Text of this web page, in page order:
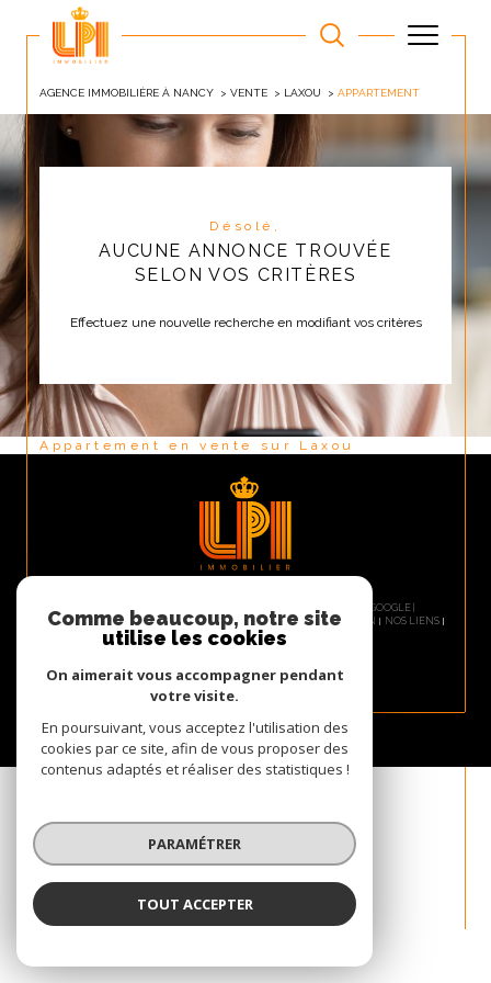
AGENCE IMMOBILIÈRE À NANCY VENTE LAXOU APPARTEMENT
Désolé,
AUCUNE ANNONCE TROUVÉE
SELON VOS CRITÈRES
Effectuez une nouvelle recherche en modifiant vos critères
Appartement en vente sur Laxou
© 2026 | TOUS DROITS RÉSERVÉS | TRADUCTION POWERED BY GOOGLE |
PLAN DU SITE
NOS HONORAIRES MENTIONS LÉGALES ADMIN
NOS LIENS
POLITIQUE RGPD
COOKIES
Comme beaucoup, notre site
utilise les cookies
On aimerait vous accompagner pendant
votre visite.
En poursuivant, vous acceptez l'utilisation des
cookies par ce site, afin de vous proposer des
contenus adaptés et réaliser des statistiques !
PARAMÉTRER
TOUT ACCEPTER